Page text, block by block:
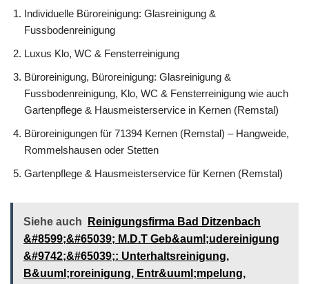
Individuelle Büroreinigung: Glasreinigung &
Fussbodenreinigung
Luxus Klo, WC & Fensterreinigung
Büroreinigung, Büroreinigung: Glasreinigung &
Fussbodenreinigung, Klo, WC & Fensterreinigung wie auch
Gartenpflege & Hausmeisterservice in Kernen (Remstal)
Büroreinigungen für 71394 Kernen (Remstal) – Hangweide,
Rommelshausen oder Stetten
Gartenpflege & Hausmeisterservice für Kernen (Remstal)
Siehe auch
Reinigungsfirma Bad Ditzenbach
&#8599;&#65039; M.D.T Geb&auml;udereinigung
&#9742;&#65039;: Unterhaltsreinigung,
B&uuml;roreinigung, Entr&uuml;mpelung,